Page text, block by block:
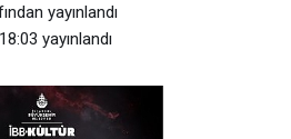
yayınlandı
yayınlandı